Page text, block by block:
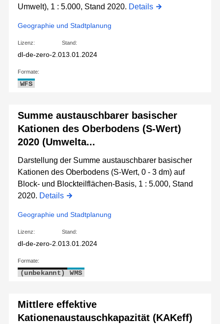
Umwelt), 1 : 5.000, Stand 2020. Details
Geographie und Stadtplanung
Lizenz:
dl-de-zero-2.0
Stand:
13.01.2024
Formate:
WFS
Summe austauschbarer basischer
Kationen des Oberbodens (S-Wert)
2020 (Umwelta...
Darstellung der Summe austauschbarer basischer
Kationen des Oberbodens (S-Wert, 0 - 3 dm) auf
Block- und Blockteilflächen-Basis, 1 : 5.000, Stand
2020. Details
Geographie und Stadtplanung
Lizenz:
dl-de-zero-2.0
Stand:
13.01.2024
Formate:
(unbekannt) WMS
Mittlere effektive
Kationenaustauschkapazität (KAKeff)